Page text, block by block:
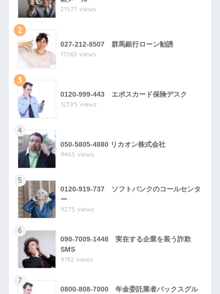
21577 views
2
027-212-8507 群馬銀行ローン勧誘
17063 views
3
0120-999-443 エポスカード保険デスク
12395 views
4
050-5805-4880 リカオン株式会社
9465 views
5
0120-919-737 ソフトバンクのコールセンタ
ー
9275 views
6
090-7009-1448 実在する企業を装う詐欺
SMS
9192 views
7
0800-808-7000 年金委託業者バックスグル